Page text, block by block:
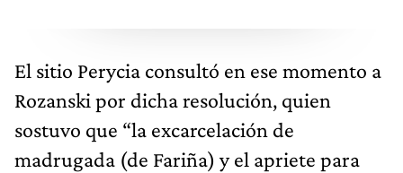
El sitio Perycia consultó en ese momento a
Rozanski por dicha resolución, quien
sostuvo que “la excarcelación de
madrugada (de Fariña) y el apriete para